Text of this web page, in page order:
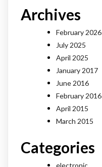
Archives
February 2026
July 2025
April 2025
January 2017
June 2016
February 2016
April 2015
March 2015
Categories
electronic